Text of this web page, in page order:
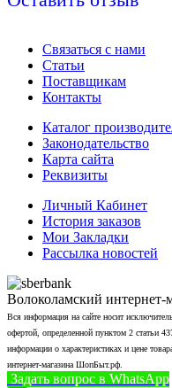
Связаться с нами
Статьи
Поставщикам
Контакты
Каталог
Законодательство
Карта сайта
Реквизиты
Личный Кабинет
История заказов
Мои Закладки
Рассылка новостей
Волоколамский
Вся информация на сайте носит
офертой, определенной пунктом 2 статьи
информации о характеристиках и цене
интернет-магазина ШопБыт.рф.
Задать вопрос в WhatsApp